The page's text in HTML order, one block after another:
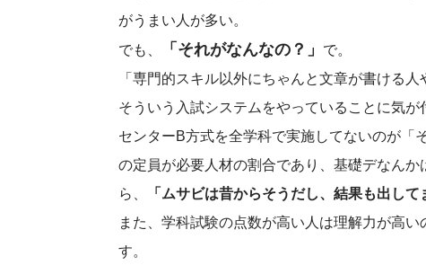
がうまい人が多い。
でも、
「それがなんなの？」
で。
「専門的スキル以外にちゃんと文章が書ける
そういう入試システムをやっていることに気が
センターB方式を全学科で実施してないのが「
の定員が必要人材の割合であり、基礎デなん
ら、
「ムサビは昔からそうだし、結果も出して
また、学科試験の点数が高い人は理解力が高
す。